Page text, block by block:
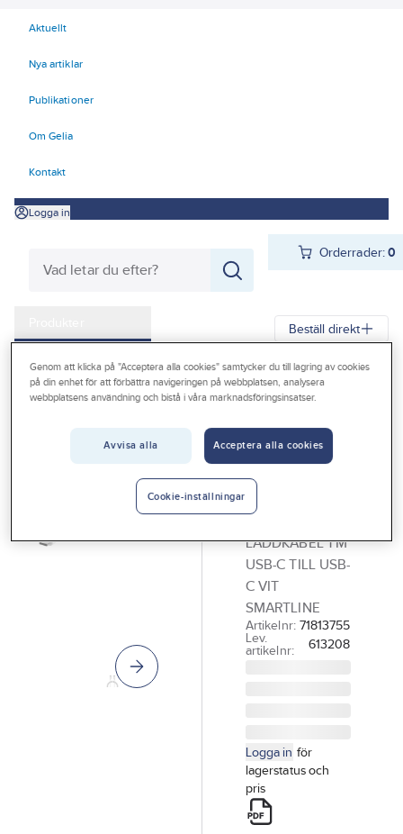
Aktuellt
Nya artiklar
Publikationer
Om Gelia
Kontakt
Logga in
Orderrader:0
Outlet
Vanliga frågor
Beställ direkt
Gelia Produkter Vitvaror & Hemelektronik
Hemelektronik
Mobiltillbehör
Kablar & laddare Laddkablar
SMARTLINE
Laddkabel,
USB-C
LADDKABEL 1 M
USB-C TILL USB-
C VIT
SMARTLINE
Artikelnr: 71813755
Lev.
artikelnr:
613208
Logga in för
lagerstatus och
pris
Genom att klicka på "Acceptera alla cookies" samtycker du till lagring av cookies
på din enhet för att förbättra navigeringen på webbplatsen, analysera
webbplatsens användning och bistå i våra marknadsföringsinsatser.
Avvisa alla Acceptera alla cookies
Cookie-inställningar